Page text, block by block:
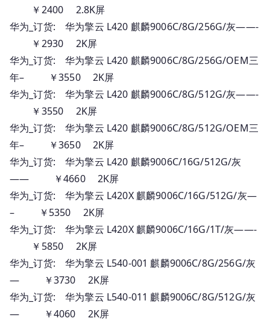
￥2400 2.8K屏
华为_订货: 华为擎云 L420 麒麟9006C/8G/256G/灰——-
￥2930 2K屏
华为_订货: 华为擎云 L420 麒麟9006C/8G/256G/OEM三
年– ￥3550 2K屏
华为_订货: 华为擎云 L420 麒麟9006C/8G/512G/灰——-
￥3550 2K屏
华为_订货: 华为擎云 L420 麒麟9006C/8G/512G/OEM三
年– ￥3650 2K屏
华为_订货: 华为擎云 L420 麒麟9006C/16G/512G/灰
—— ￥4660 2K屏
华为_订货: 华为擎云 L420X 麒麟9006C/16G/512G/灰—
– ￥5350 2K屏
华为_订货: 华为擎云 L420X 麒麟9006C/16G/1T/灰——-
￥5850 2K屏
华为_订货: 华为擎云 L540-001 麒麟9006C/8G/256G/灰
— ￥3730 2K屏
华为_订货: 华为擎云 L540-011 麒麟9006C/8G/512G/灰
— ￥4060 2K屏